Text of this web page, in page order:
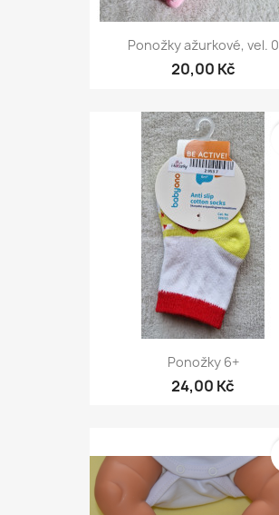
Ponožky ažurkové, vel. 0
20,00 Kč
Ponožky 6+
24,00 Kč